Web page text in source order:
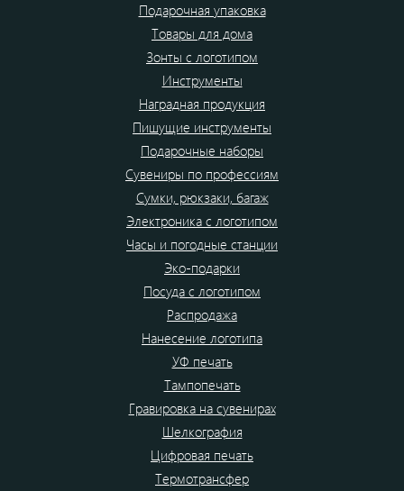
Подарочная упаковка
Товары для дома
Зонты с логотипом
Инструменты
Наградная продукция
Пишущие инструменты
Подарочные наборы
Сувениры по профессиям
Сумки, рюкзаки, багаж
Электроника с логотипом
Часы и погодные станции
Эко-подарки
Посуда с логотипом
Распродажа
Нанесение логотипа
УФ печать
Тампопечать
Гравировка на сувенирах
Шелкография
Цифровая печать
Термотрансфер